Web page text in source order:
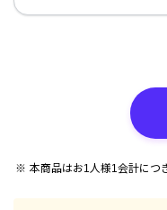
本商品はお1人様1会計につ